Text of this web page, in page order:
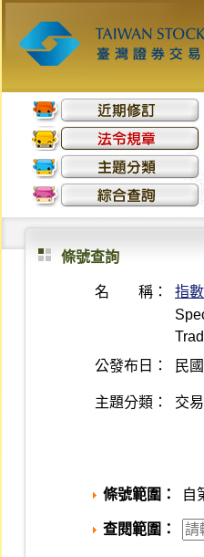
條號查詢
名 稱：
指
公發布日：
民
主題分類： 交
條號範圍： 自
查閱範圍：